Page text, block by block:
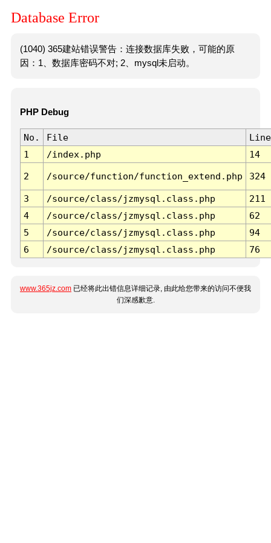
Database Error
(1040) 365建站错误警告：连接数据库失败，可能的原
因：1、数据库密码不对; 2、mysql未启动。
PHP Debug
No. File
Line
1
/index.php 14
2 /source/function/function_extend.php 324
3 /source/class/jzmysql.class.php
211
4
/source/class/jzmysql.class.php
62
5
/source/class/jzmysql.class.php
94
6
/source/class/jzmysql.class.php 76
www.365jz.com 已经将此出错信息详细记录, 由此给您带来的访问不便我
们深感歉意.